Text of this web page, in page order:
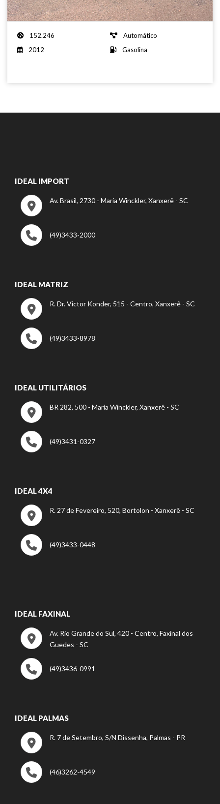
152.246
Automático
2012
Gasolina
IDEAL IMPORT
Av. Brasil, 2730 - Maria Winckler, Xanxerê - SC
(49)3433-2000
IDEAL MATRIZ
R. Dr. Victor Konder, 515 - Centro, Xanxerê - SC
(49)3433-8978
IDEAL UTILITÁRIOS
BR 282, 500 - Maria Winckler, Xanxerê - SC
(49)3431-0327
IDEAL 4X4
R. 27 de Fevereiro, 520, Bortolon - Xanxerê - SC
(49)3433-0448
IDEAL FAXINAL
Av. Rio Grande do Sul, 420 - Centro, Faxinal dos
Guedes - SC
(49)3436-0991
IDEAL PALMAS
R. 7 de Setembro, S/N Dissenha, Palmas - PR
(46)3262-4549